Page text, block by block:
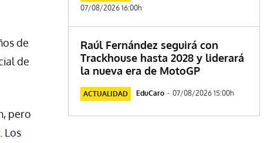
de
de
pero
. Los
07/08/2026 16:00h
Raúl Fernández seguirá con
Trackhouse hasta 2028 y liderará
la nueva era de MotoGP
ACTUALIDAD EduCaro - 07/08/2026 15:00h